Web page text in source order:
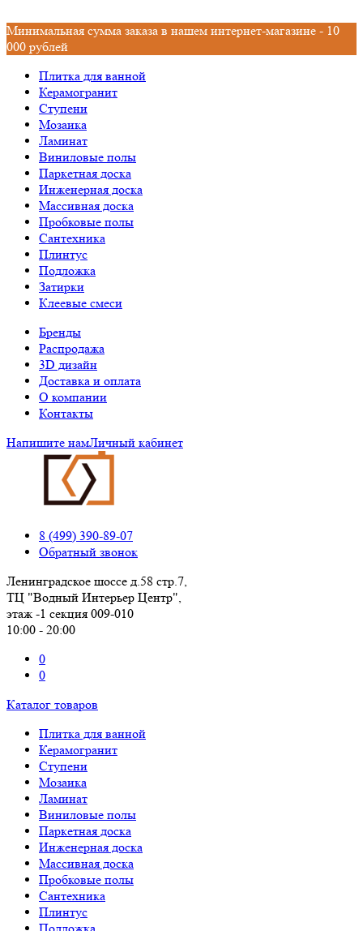
Минимальная сумма заказа в нашем интернет-магазине - 10
000 рублей
Плитка для ванной
Керамогранит
Ступени
Мозаика
Ламинат
Виниловые полы
Паркетная доска
Инженерная доска
Массивная доска
Пробковые полы
Сантехника
Плинтус
Подложка
Затирки
Клеевые смеси
Бренды
Распродажа
3D дизайн
Доставка и оплата
О компании
Контакты
Напишите намЛичный кабинет
8 (499) 390-89-07
Обратный звонок
Ленинградское шоссе д.58 стр.7,
ТЦ "Водный Интерьер Центр",
этаж -1 секция 009-010
10:00 - 20:00
0
0
Каталог товаров
Плитка для ванной
Керамогранит
Ступени
Мозаика
Ламинат
Виниловые полы
Паркетная доска
Инженерная доска
Массивная доска
Пробковые полы
Сантехника
Плинтус